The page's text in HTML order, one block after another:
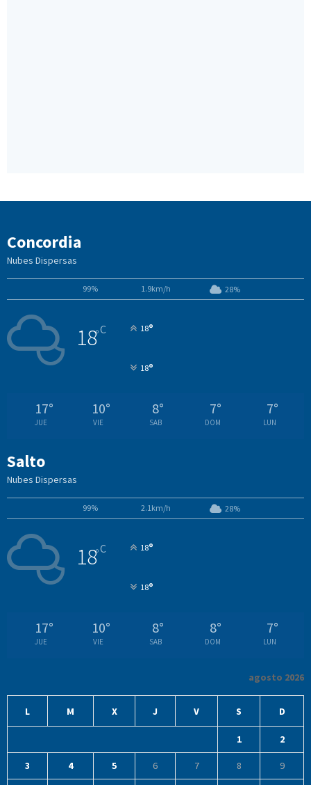
Concordia
Nubes Dispersas
99% 1.9km/h 28%
18°C 18°
18°
17°
JUE
10°
VIE
8°
SAB
7°
DOM
7°
LUN
Salto
Nubes Dispersas
99% 2.1km/h 28%
18°C 18°
18°
17°
JUE
10°
VIE
8°
SAB
8°
DOM
7°
LUN
agosto 2026
L M X J V S D
1 2
3 4 5 6 7 8 9